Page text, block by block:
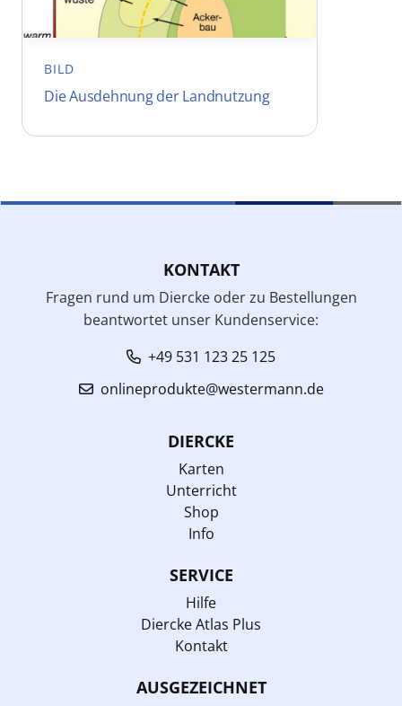
BILD
Die Ausdehnung der Landnutzung
KONTAKT
Fragen rund um Diercke oder zu Bestellungen
beantwortet unser Kundenservice:
+49 531 123 25 125
onlineprodukte@westermann.de
DIERCKE
Karten
Unterricht
Shop
Info
SERVICE
Hilfe
Diercke Atlas Plus
Kontakt
AUSGEZEICHNET